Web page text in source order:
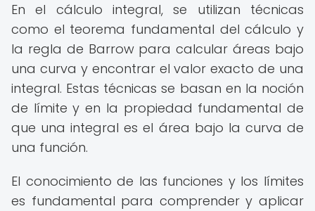
En el cálculo integral, se utilizan técnicas
como el teorema fundamental del cálculo y
la regla de Barrow para calcular áreas bajo
una curva y encontrar el valor exacto de una
integral. Estas técnicas se basan en la noción
de límite y en la propiedad fundamental de
que una integral es el área bajo la curva de
una función.
El conocimiento de las funciones y los límites
es fundamental para comprender y aplicar